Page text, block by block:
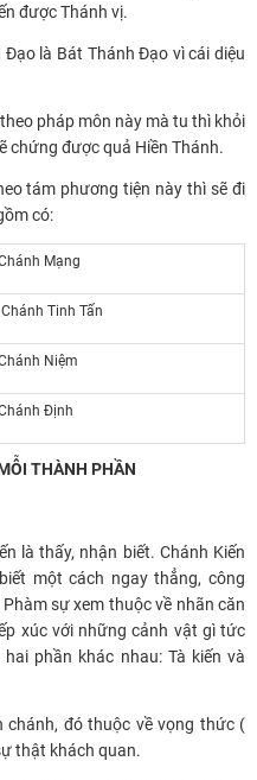
được Thánh vị.
là Bát Thánh Đạo vì cái diệu
pháp môn này mà tu thì khỏi
chứng được quả Hiền Thánh.
tám phương tiện này thì sẽ đi
có:
Mạng
Tinh Tấn
Niệm
Định
THÀNH PHẦN
là thấy, nhận biết. Chánh Kiến
một cách ngay thẳng, công
sự xem thuộc về nhãn căn
xúc với những cảnh vật gì tức
phần khác nhau: Tà kiến và
chánh, đó thuộc về vọng thức (
thật khách quan.